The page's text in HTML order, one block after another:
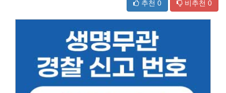
추천 0 비추천 0